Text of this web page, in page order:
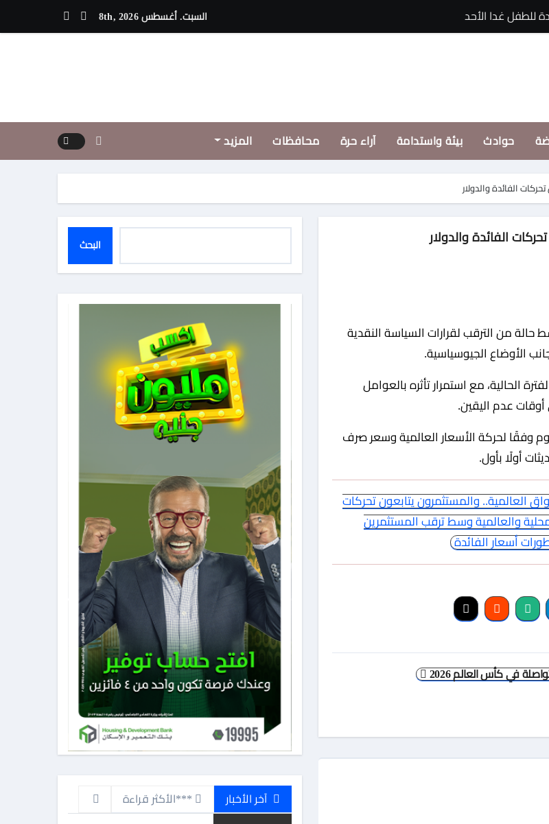
للطفل غدا الأحد د. الهادى عبد الله أبو ضفائر يكتب :في محراب الانفصام الأخلاقي.. حين تنفصل الشعيرة
السبت. أغسطس 8th, 2026
حوادث بيئة واستدامة آراء حرة محافظات المزيد
الفائدة والدولار
الفائدة والدولار
الأوضاع الجيوسياسية.
الحالية، مع استمرار تأثره بالعوامل
أوقات عدم اليقين.
وفقًا لحركة الأسعار العالمية وسعر صرف
أولًا بأول.
العالمية.. والمستثمرون يتابعون تحركات
والعالمية وسط ترقب المستثمرين
أسعار الفائدة
في كأس العالم 2026
البحث
آخر الأخبار ***الأكثر قراءة